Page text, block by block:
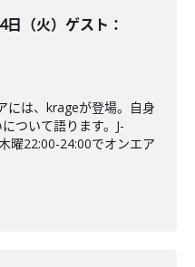
日（火）ゲスト：
には、krageが登場。自身
ついて語ります。J-
曜22:00-24:00でオンエア